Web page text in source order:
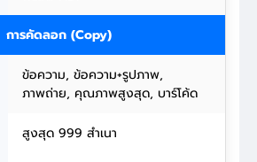
การคัดลอก (Copy)
ข้อความ, ข้อความ+รูปภาพ,
ภาพถ่าย, คุณภาพสูงสุด, บาร์โค้ด
สูงสุด 999 สำเนา